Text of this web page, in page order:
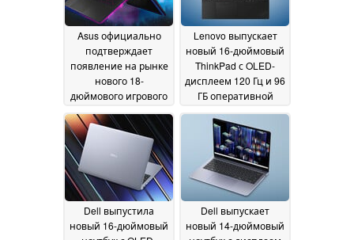
Asus официально
подтверждает
появление на рынке
нового 18-
дюймового игрового
увеличенной
производительностью
320 Вт и 4K Mini LED
дисплеем
16 May 2026
Lenovo выпускает
новый 16-дюймовый
ThinkPad с OLED-
дисплеем 120 Гц и 96
ГБ оперативной
16
May 2026
Dell выпустила
новый 16-дюймовый
Dell выпускает
новый 14-дюймовый